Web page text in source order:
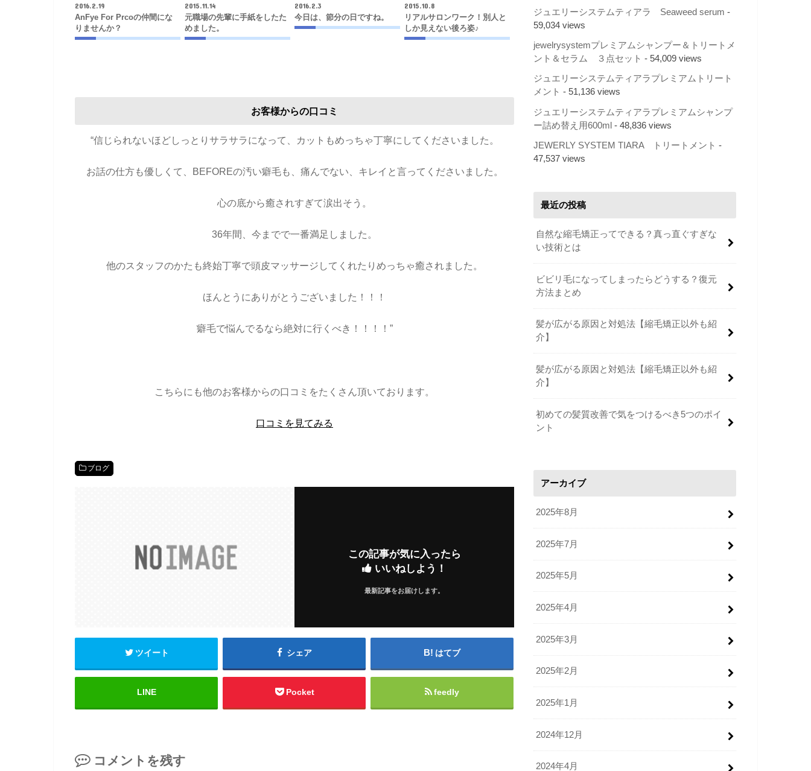
2016.2.19
AnFye For Prcoの仲間にな
りませんか？
2015.11.14
元職場の先輩に手紙をしたた
めました。
2016.2.3
今日は、節分の日ですね。
2015.10.8
リアルサロンワーク！別人と
しか見えない後ろ姿♪
お客様からの口コミ
“信じられないほどしっとりサラサラになって、カットもめっちゃ丁寧にしてくださいました。
お話の仕方も優しくて、BEFOREの汚い癖毛も、痛んでない、キレイと言ってくださいました。
心の底から癒されすぎて涙出そう。
36年間、今までで一番満足しました。
他のスタッフのかたも終始丁寧で頭皮マッサージしてくれたりめっちゃ癒されました。
ほんとうにありがとうございました！！！
癖毛で悩んでるなら絶対に行くべき！！！！”
こちらにも他のお客様からの口コミをたくさん頂いております。
口コミを見てみる
ブログ
この記事が気に入ったら
いいねしよう！
最新記事をお届けします。
ツイート シェア はてブ
LINE Pocket feedly
コメントを残す
ジュエリーシステムティアラ Seaweed serum -
59,034 views
jewelrysystemプレミアムシャンプー＆トリートメ
ント＆セラム ３点セット - 54,009 views
ジュエリーシステムティアラプレミアムトリート
メント - 51,136 views
ジュエリーシステムティアラプレミアムシャンプ
ー詰め替え用600ml - 48,836 views
JEWERLY SYSTEM TIARA トリートメント -
47,537 views
最近の投稿
自然な縮毛矯正ってできる？真っ直ぐすぎな
い技術とは
ビビリ毛になってしまったらどうする？復元
方法まとめ
髪が広がる原因と対処法【縮毛矯正以外も紹
介】
髪が広がる原因と対処法【縮毛矯正以外も紹
介】
初めての髪質改善で気をつけるべき5つのポイ
ント
アーカイブ
2025年8月
2025年7月
2025年5月
2025年4月
2025年3月
2025年2月
2025年1月
2024年12月
2024年4月